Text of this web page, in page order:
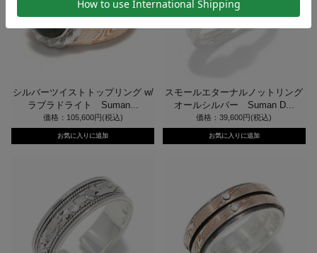
シルバーツイストトップリング w/
ラブラドライト Suman...
価格：105,600円(税込)
スモールエターナルノットリング
オールシルバー Suman D...
価格：39,600円(税込)